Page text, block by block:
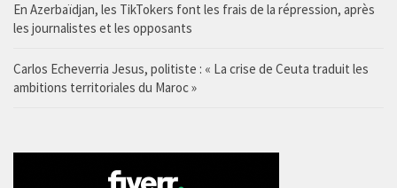
En Azerbaïdjan, les TikTokers font les frais de la répression, après
les journalistes et les opposants
Carlos Echeverria Jesus, politiste : « La crise de Ceuta traduit les
ambitions territoriales du Maroc »